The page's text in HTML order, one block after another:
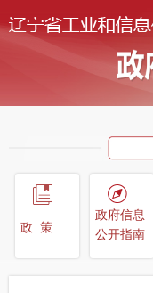
政策
政府信息
公开指南